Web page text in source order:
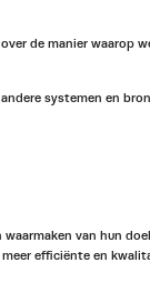
de manier waarop
systemen en
van hun
efficiënte en